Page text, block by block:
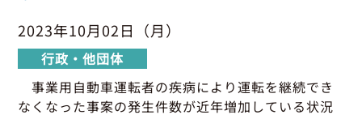
セミナー・研修
適正化事業
適正化事業について
Gマーク制度について
会員専用ページ ▼
2023年10月02日（月）
行政・他団体
事業用自動車運転者の疾病により運転を継続でき
なくなった事案の発生件数が近年増加している状況